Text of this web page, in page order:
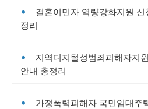
결혼이민자 역량강화지원
정리
지역디지털성범죄피해자지
안내 총정리
가정폭력피해자 국민임대주